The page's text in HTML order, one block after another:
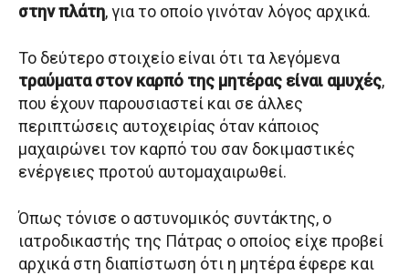
στην πλάτη, για το οποίο γινόταν λόγος αρχικά.
Το δεύτερο στοιχείο είναι ότι τα λεγόμενα
τραύματα στον καρπό της μητέρας είναι αμυχές,
που έχουν παρουσιαστεί και σε άλλες
περιπτώσεις αυτοχειρίας όταν κάποιος
μαχαιρώνει τον καρπό του σαν δοκιμαστικές
ενέργειες προτού αυτομαχαιρωθεί.
Όπως τόνισε ο αστυνομικός συντάκτης, ο
ιατροδικαστής της Πάτρας ο οποίος είχε προβεί
αρχικά στη διαπίστωση ότι η μητέρα έφερε και